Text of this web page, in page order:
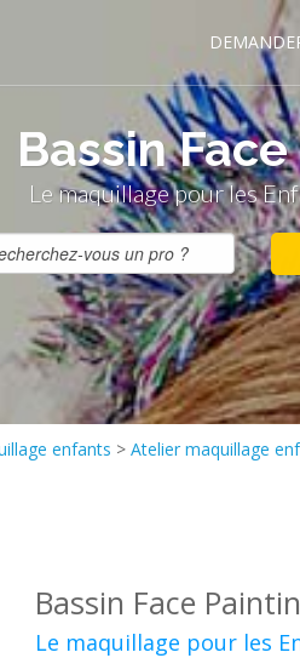
Bassin
Le maquillage pour les
enfants > Atelier maquillage
Bassin Face
Le maquillage pour les